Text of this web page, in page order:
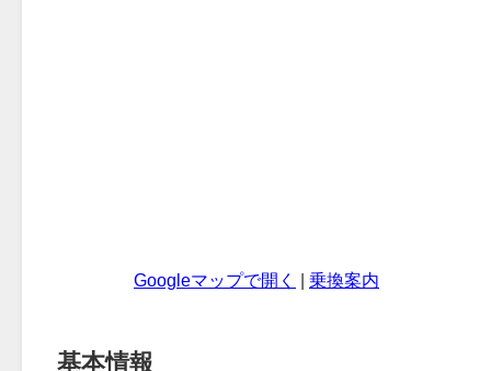
Googleマップで開く 乗換案内
基本情報